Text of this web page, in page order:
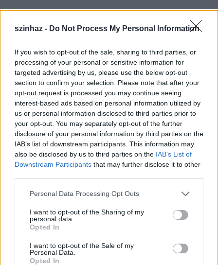
szinhaz - Do Not Process My Personal Information
If you wish to opt-out of the sale, sharing to third parties, or
processing of your personal or sensitive information for
targeted advertising by us, please use the below opt-out
section to confirm your selection. Please note that after your
opt-out request is processed you may continue seeing
interest-based ads based on personal information utilized by
us or personal information disclosed to third parties prior to
your opt-out. You may separately opt-out of the further
disclosure of your personal information by third parties on the
IAB’s list of downstream participants. This information may
also be disclosed by us to third parties on the IAB’s List of
Downstream Participants that may further disclose it to other
Please note that this website/app uses one or more Google
not limited to your visit or usage behaviour. You may click to
grant or deny consent to Google and its third-party tags to
use your data for below specified purposes in below Google
consent section.
Personal Data Processing Opt Outs
I want to opt-out of the Sharing of my
personal data.
Opted In
I want to opt-out of the Sale of my
Personal Data.
Opted In
Haris Pašović, rendező, East West theatre Company (Szarajevo)
Nem túlzás azt állítani, hogy manapság a Kosztolányi Dezső Színház a
legvitálisabb színházak egyike Európában. A szerb, magyar, román határhoz is
közel fekvő városban, ahol Közép-Európa legnagyobb politikai, szociológiai,
nemzeti és kulturális kérdései koncentrálódnak, egy kis társulat - mely eredeti,
és művészileg izgalmas - lenyűgöző bátorsággal avatkozik bele a valóságba.
Senki sem ismeri Urbán András tehetségének és gondolatainak útjait. Minden
előadása üdítően meglepő. A rendezői munkássága előzmény nélküli,
játszanak. Technikailag briliánsak, de nem ez munkájuk lényege. Ami
a borzongató irracionális labirintusukba, és elkísérnek saját félelmeim
határáig, öniróniájuk hidegzuhanyát zúdítják rám. A Kosztolányi Dezső
képes. Művészetük visszhangja a legjobb hír, mely Közép-Európából érkezett az
utóbbi években. S ennek nem pusztán kulturális hírértéke van, hanem ennél